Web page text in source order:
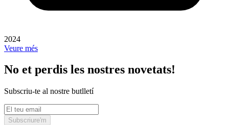
2024
Veure més
No et perdis les nostres novetats!
Subscriu-te al nostre butlletí
Subscriure'm